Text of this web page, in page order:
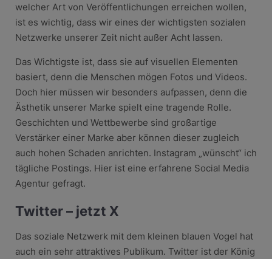
welcher Art von Veröffentlichungen erreichen wollen,
ist es wichtig, dass wir eines der wichtigsten sozialen
Netzwerke unserer Zeit nicht außer Acht lassen.
Das Wichtigste ist, dass sie auf visuellen Elementen
basiert, denn die Menschen mögen Fotos und Videos.
Doch hier müssen wir besonders aufpassen, denn die
Ästhetik unserer Marke spielt eine tragende Rolle.
Geschichten und Wettbewerbe sind großartige
Verstärker einer Marke aber können dieser zugleich
auch hohen Schaden anrichten. Instagram „wünscht“ ich
tägliche Postings. Hier ist eine erfahrene Social Media
Agentur gefragt.
Twitter – jetzt X
Das soziale Netzwerk mit dem kleinen blauen Vogel hat
auch ein sehr attraktives Publikum. Twitter ist der König